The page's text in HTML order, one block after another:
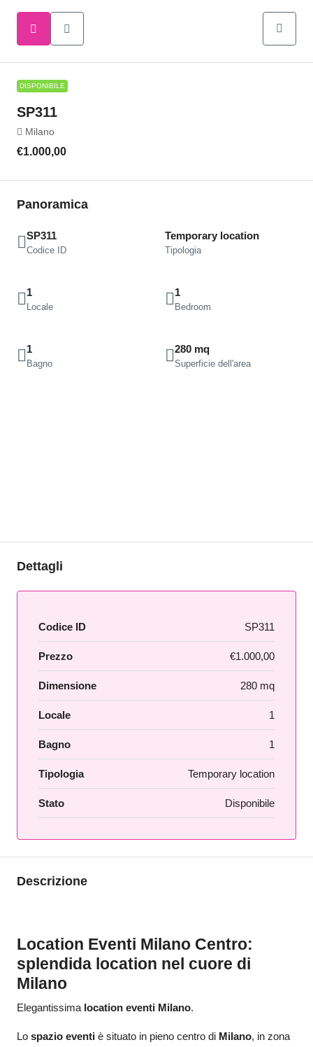
DISPONIBILE
SP311
Milano
€1.000,00
Panoramica
SP311
Codice ID
Temporary location
Tipologia
1
Locale
1
Bedroom
1
Bagno
280 mq
Superficie dell'area
Dettagli
Codice ID SP311
Prezzo €1.000,00
Dimensione 280 mq
Locale 1
Bagno 1
Tipologia Temporary location
Stato Disponibile
Descrizione
Location Eventi Milano Centro:
splendida location nel cuore di
Milano
Elegantissima location eventi Milano.
Lo spazio eventi è situato in pieno centro di Milano, in zona